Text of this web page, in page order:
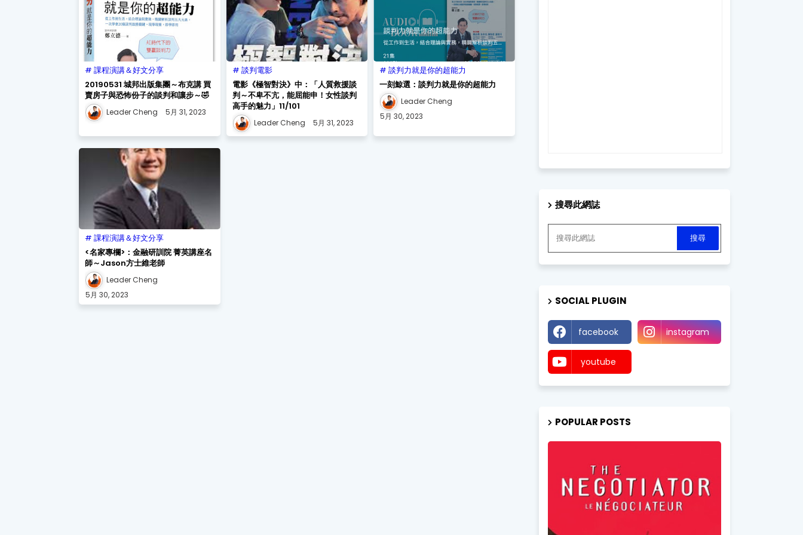
課程演講＆好文分享
20190531 城邦出版集團～布克講 買
賣房子與恐怖份子的談判和讓步～🤣
Leader Cheng 5月 31, 2023
談判電影
電影《極智對決》中：「人質救援談
判～不卑不亢，能屈能申！女性談判
高手的魅力」11/101
Leader Cheng 5月 31, 2023
談判力就是你的超能力
一刻鯨選：談判力就是你的超能力
Leader Cheng
5月 30, 2023
課程演講＆好文分享
<名家專欄>：金融研訓院 菁英講座名
師～Jason方士維老師
Leader Cheng
5月 30, 2023
搜尋此網誌
SOCIAL PLUGIN
facebook instagram
youtube
POPULAR POSTS